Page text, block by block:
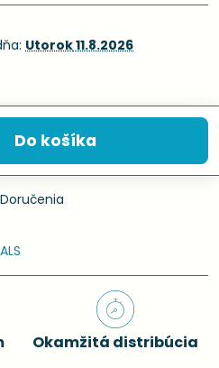
Utorok11.8.2026
Do košíka
Doručenia
Okamžitá distribúcia